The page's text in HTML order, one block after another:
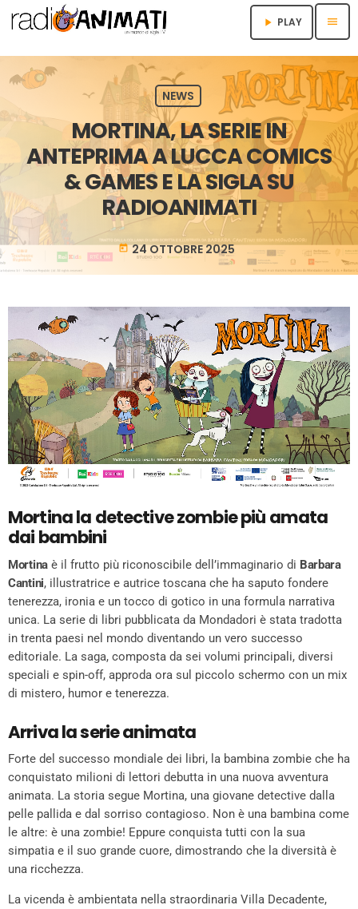
play_arrow PLAY menu
NEWS
MORTINA, LA SERIE IN
ANTEPRIMA A LUCCA COMICS
& GAMES E LA SIGLA SU
RADIOANIMATI
today 24 OTTOBRE 2025
Mortina la detective zombie più amata
dai bambini
Mortinaè il frutto più riconoscibile dell’immaginario di Barbara
Cantini, illustratrice e autrice toscana che ha saputo fondere
tenerezza, ironia e un tocco di gotico in una formula narrativa
unica. La serie di libri pubblicata da Mondadori è stata tradotta
in trenta paesi nel mondo diventando un vero successo
editoriale. La saga, composta da sei volumi principali, diversi
speciali e spin-off, approda ora sul piccolo schermo con un mix
di mistero, humor e tenerezza.
Arriva la serie animata
Forte del successo mondiale dei libri, la bambina zombie che ha
conquistato milioni di lettori debutta in una nuova avventura
animata. La storia segue Mortina, una giovane detective dalla
pelle pallida e dal sorriso contagioso. Non è una bambina come
le altre: è una zombie! Eppure conquista tutti con la sua
simpatia e il suo grande cuore, dimostrando che la diversità è
una ricchezza.
La vicenda è ambientata nella straordinaria Villa Decadente,